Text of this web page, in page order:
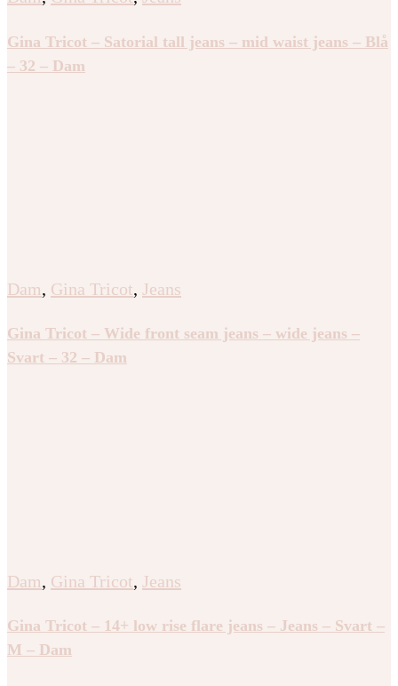
Gina Tricot – Satorial tall jeans – mid waist jeans – Blå
– 32 – Dam
Dam, Gina Tricot, Jeans
Gina Tricot – Wide front seam jeans – wide jeans –
Svart – 32 – Dam
Dam, Gina Tricot, Jeans
Gina Tricot – 14+ low rise flare jeans – Jeans – Svart –
M – Dam